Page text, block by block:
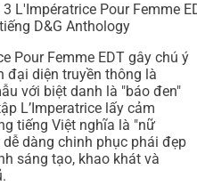
L'Impératrice Pour Femme
D&G Anthology
Pour Femme EDT gây chú ý
đại diện truyền thông là
với biệt danh là "báo đen"
L’Imperatrice lấy cảm
tiếng Việt nghĩa là "nữ
dàng chinh phục phái đẹp
sáng tạo, khao khát và